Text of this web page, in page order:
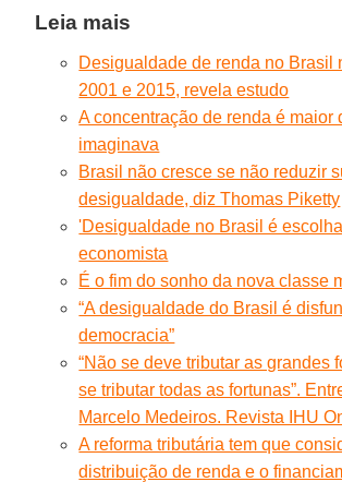
Leia mais
Desigualdade de renda no Brasil
2001 e 2015, revela estudo
A concentração de renda é maior
imaginava
Brasil não cresce se não reduzir
desigualdade, diz Thomas Piketty
'Desigualdade no Brasil é
economista
É o fim do sonho da nova classe
“A desigualdade do Brasil é
democracia”
“Não se deve tributar as grandes
se tributar todas as fortunas”.
Marcelo Medeiros. Revista IHU
A reforma tributária tem que
distribuição de renda e o